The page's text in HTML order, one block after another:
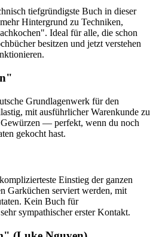
tiefgründigste Buch in dieser
Hintergrund zu Techniken,
Ideal für alle, die schon
besitzen und jetzt verstehen
Grundlagenwerk für den
mit ausführlicher Warenkunde zu
Gewürzen — perfekt, wenn du noch
gekocht hast.
Einstieg der ganzen
Garküchen serviert werden, mit
Kein Buch für
sympathischer erster Kontakt.